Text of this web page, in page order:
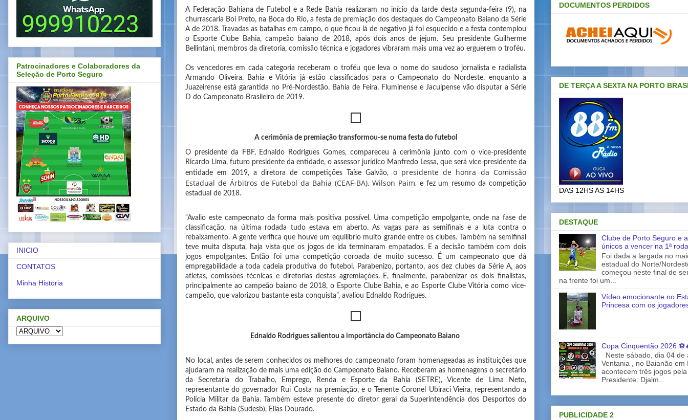
A Federação Bahiana de Futebol e a Rede Bahia realizaram no início da tarde desta segunda-feira (9), na
churrascaria Boi Preto, na Boca do Rio, a festa de premiação dos destaques do Campeonato Baiano da Série
A de 2018. Travadas as batalhas em campo, o que ficou lá de negativo já foi esquecido e a festa contemplou
o Esporte Clube Bahia, campeão baiano de 2018, após dois anos de jejum. Seu presidente Guilherme
Bellintani, membros da diretoria, comissão técnica e jogadores vibraram mais uma vez ao erguerem o troféu.
Os vencedores em cada categoria receberam o troféu que leva o nome do saudoso jornalista e radialista
Armando Oliveira. Bahia e Vitória já estão classificados para o Campeonato do Nordeste, enquanto a
Juazeirense está garantida no Pré-Nordestão. Bahia de Feira, Fluminense e Jacuipense vão disputar a Série
D do Campeonato Brasileiro de 2019.
A cerimônia de premiação transformou-se numa festa do futebol
O presidente da FBF, Ednaldo Rodrigues Gomes, compareceu à cerimônia junto com o vice-presidente
Ricardo Lima, futuro presidente da entidade, o assessor jurídico Manfredo Lessa, que será vice-presidente da
entidade em 2019, a diretora de competições Taíse Galvão, o presidente de honra da Comissão
Estadual de Árbitros de Futebol da Bahia (CEAF-BA), Wilson Paim, e fez um resumo da competição
estadual de 2018.
“Avalio este campeonato da forma mais positiva possível. Uma competição empolgante, onde na fase de
classificação, na última rodada tudo estava em aberto. As vagas para as semifinais e a luta contra o
rebaixamento. A gente verifica que houve um equilíbrio muito grande entre os clubes. Também na semifinal
teve muita disputa, haja vista que os jogos de ida terminaram empatados. E a decisão também com dois
jogos empolgantes. Então foi uma competição coroada de muito sucesso. É um campeonato que dá
empregabilidade a toda cadeia produtiva do futebol. Parabenizo, portanto, aos dez clubes da Série A, aos
atletas, comissões técnicas e diretorias destas agremiações. E, finalmente, parabenizar os dois finalistas,
principalmente ao campeão baiano de 2018, o Esporte Clube Bahia, e ao Esporte Clube Vitória como vice-
campeão, que valorizou bastante esta conquista”, avaliou Ednaldo Rodrigues.
Ednaldo Rodrigues salientou a importância do Campeonato Baiano
No local, antes de serem conhecidos os melhores do campeonato foram homenageadas as instituições que
ajudaram na realização de mais uma edição do Campeonato Baiano. Receberam as homenagens o secretário
da Secretaria do Trabalho, Emprego, Renda e Esporte da Bahia (SETRE), Vicente de Lima Neto,
representante do governador Rui Costa na premiação, e o Tenente Coronel Ubiraci Vieira, representando a
Polícia Militar da Bahia. Também esteve presente do diretor geral da Superintendência dos Desportos do
Estado da Bahia (Sudesb), Elias Dourado.
Patrocinadores e Colaboradores da
Seleção de Porto Seguro
INICIO
CONTATOS
Minha Historia
ARQUIVO
DOCUMENTOS PERDIDOS
DE TERÇA A SEXTA NA PORTO
DAS 12HS AS 14HS
DESTAQUE
Clube de Porto Seguro e
únicos a vencer na 1ª
Foi dada a largada no
estadual do Norte/
começou neste final de
na frente foi um...
Vídeo emocionante no
Princesa com os
Copa Cinquentão 2026
Neste sábado, dia 04 de
Ventania , no Baianão em
acontecem três jogos
Presidente: Djalm...
PUBLICIDADE 2